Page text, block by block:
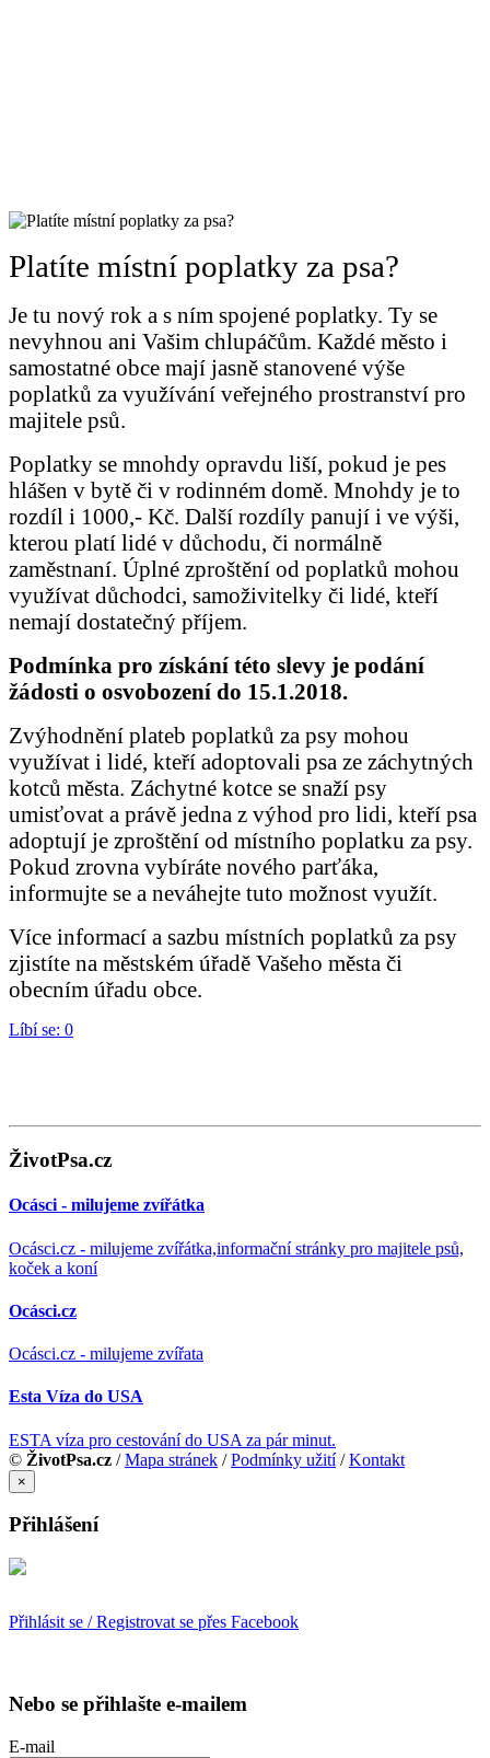
Platíte místní poplatky za psa?
Je tu nový rok a s ním spojené poplatky. Ty se
nevyhnou ani Vašim chlupáčům. Každé město i
samostatné obce mají jasně stanovené výše
poplatků za využívání veřejného prostranství pro
majitele psů.
Poplatky se mnohdy opravdu liší, pokud je pes
hlášen v bytě či v rodinném domě. Mnohdy je to
rozdíl i 1000,- Kč. Další rozdíly panují i ve výši,
kterou platí lidé v důchodu, či normálně
zaměstnaní. Úplné zproštění od poplatků mohou
využívat důchodci, samoživitelky či lidé, kteří
nemají dostatečný příjem.
Podmínka pro získání této slevy je podání
žádosti o osvobození do 15.1.2018.
Zvýhodnění plateb poplatků za psy mohou
využívat i lidé, kteří adoptovali psa ze záchytných
kotců města. Záchytné kotce se snaží psy
umisťovat a právě jedna z výhod pro lidi, kteří psa
adoptují je zproštění od místního poplatku za psy.
Pokud zrovna vybíráte nového parťáka,
informujte se a neváhejte tuto možnost využít.
Více informací a sazbu místních poplatků za psy
zjistíte na městském úřadě Vašeho města či
obecním úřadu obce.
Líbí se: 0
ŽivotPsa.cz
Ocásci - milujeme zvířátka
Ocásci.cz - milujeme zvířátka,informační stránky pro majitele psů,
koček a koní
Ocásci.cz
Ocásci.cz - milujeme zvířata
Esta Víza do USA
ESTA víza pro cestování do USA za pár minut.
© ŽivotPsa.cz /Mapa stránek /Podmínky užití/Kontakt
×
Přihlášení
Přihlásit se / Registrovat se přes Facebook
Nebo se přihlašte e-mailem
E-mail